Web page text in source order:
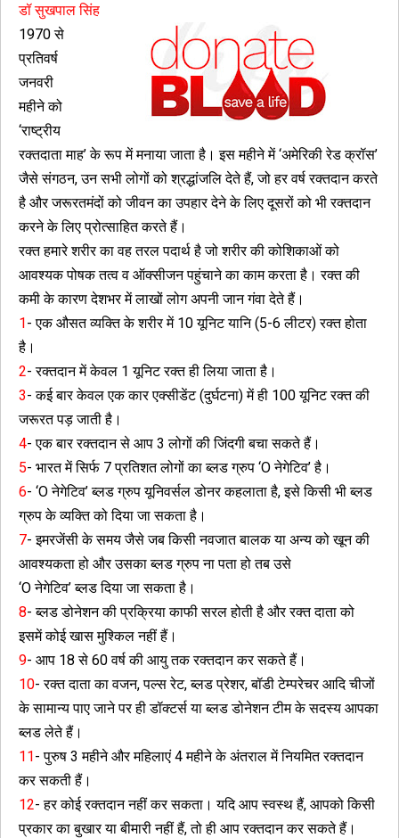
डॉ सुखपाल सिंह
1970 से
प्रतिवर्ष
जनवरी
महीने को
‘राष्ट्रीय
रक्तदाता माह’ के रूप में मनाया जाता है। इस महीने में ‘अमेरिकी रेड क्रॉस’
जैसे संगठन, उन सभी लोगों को श्रद्धांजलि देते हैं, जो हर वर्ष रक्तदान करते
है और जरूरतमंदों को जीवन का उपहार देने के लिए दूसरों को भी रक्तदान
करने के लिए प्रोत्साहित करते हैं।
रक्त हमारे शरीर का वह तरल पदार्थ है जो शरीर की कोशिकाओं को
आवश्यक पोषक तत्व व ऑक्सीजन पहुंचाने का काम करता है। रक्त की
कमी के कारण देशभर में लाखों लोग अपनी जान गंवा देते हैं।
1- एक औसत व्यक्ति के शरीर में 10 यूनिट यानि (5-6 लीटर) रक्त होता
है।
2- रक्तदान में केवल 1 यूनिट रक्त ही लिया जाता है।
3- कई बार केवल एक कार एक्सीडेंट (दुर्घटना) में ही 100 यूनिट रक्त की
जरूरत पड़ जाती है।
4- एक बार रक्तदान से आप 3 लोगों की जिंदगी बचा सकते हैं।
5- भारत में सिर्फ 7 प्रतिशत लोगों का ब्लड ग्रुप ‘O नेगेटिव’ है।
6- ‘O नेगेटिव’ ब्लड ग्रुप यूनिवर्सल डोनर कहलाता है, इसे किसी भी ब्लड
ग्रुप के व्यक्ति को दिया जा सकता है।
7- इमरजेंसी के समय जैसे जब किसी नवजात बालक या अन्य को खून की
आवश्यकता हो और उसका ब्लड ग्रुप ना पता हो तब उसे
‘O नेगेटिव’ ब्लड दिया जा सकता है।
8- ब्लड डोनेशन की प्रक्रिया काफी सरल होती है और रक्त दाता को
इसमें कोई खास मुश्किल नहीं हैं।
9- आप 18 से 60 वर्ष की आयु तक रक्तदान कर सकते हैं।
10- रक्त दाता का वजन, पल्स रेट, ब्लड प्रेशर, बॉडी टेम्परेचर आदि चीजों
के सामान्य पाए जाने पर ही डॉक्टर्स या ब्लड डोनेशन टीम के सदस्य आपका
ब्लड लेते हैं।
11- पुरुष 3 महीने और महिलाएं 4 महीने के अंतराल में नियमित रक्तदान
कर सकती हैं।
12- हर कोई रक्तदान नहीं कर सकता। यदि आप स्वस्थ हैं, आपको किसी
प्रकार का बुखार या बीमारी नहीं हैं, तो ही आप रक्तदान कर सकते हैं।